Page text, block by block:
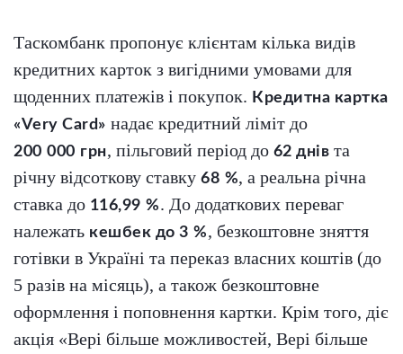
Таскомбанк пропонує клієнтам кілька видів
кредитних карток з вигідними умовами для
щоденних платежів і покупок. Кредитна картка
«Very Card» надає кредитний ліміт до
200 000 грн, пільговий період до 62 днів та
річну відсоткову ставку 68 %, а реальна річна
ставка до 116,99 %. До додаткових переваг
належать кешбек до 3 %, безкоштовне зняття
готівки в Україні та переказ власних коштів (до
5 разів на місяць), а також безкоштовне
оформлення і поповнення картки. Крім того, діє
акція «Вері більше можливостей, Вері більше